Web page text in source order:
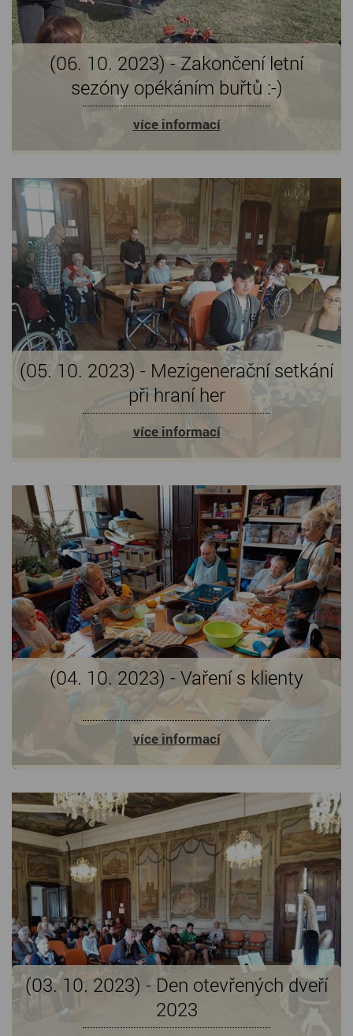
(06. 10. 2023) - Zakončení letní
sezóny opékáním buřtů :-)
více informací
(05. 10. 2023) - Mezigenerační setkání
při hraní her
více informací
(04. 10. 2023) - Vaření s klienty
více informací
(03. 10. 2023) - Den otevřených dveří
2023